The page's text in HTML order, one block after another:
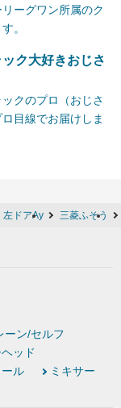
ーグワン所属のク
。
ク大好きおじさ
クのプロ（おじさ
目線でお届けしま
左ドアAy 三菱ふそう
ーン/セルフ
ッド
ル
ミキサー